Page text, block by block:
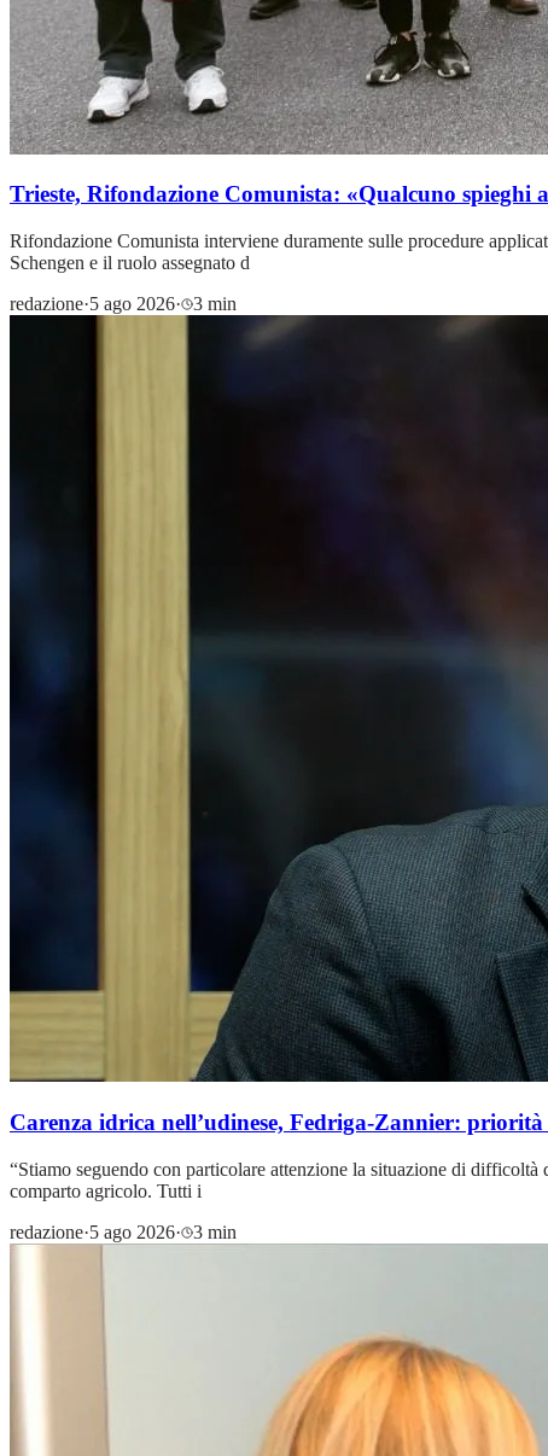
Trieste, Rifondazione Comunista: «Qualcuno spieghi
Rifondazione Comunista interviene duramente sulle procedure
Schengen e il ruolo assegnato d
redazione·5 ago 2026· 3 min
Carenza idrica nell’udinese, Fedriga-Zannier:
“Stiamo seguendo con particolare attenzione la situazione di
comparto agricolo. Tutti i
redazione·5 ago 2026· 3 min